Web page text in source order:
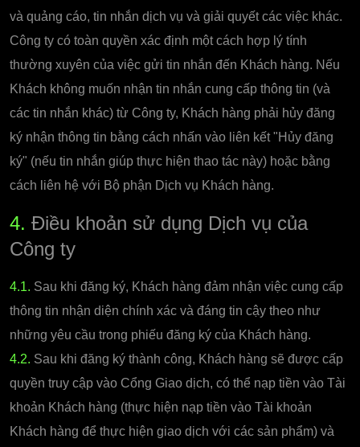
và quảng cáo, tin nhắn dịch vụ và giải quyết các việc khác.
Công ty có toàn quyền xác định một cách hợp lý tính
thường xuyên của việc gửi tin nhắn đến Khách hàng. Nếu
Khách không muốn nhận tin nhắn cung cấp thông tin (và
các tin nhắn khác) từ Công ty, Khách hàng phải hủy đăng
ký nhận thông tin bằng cách nhấn vào liên kết "Hủy đăng
ký" (nếu tin nhắn giúp thực hiện thao tác này) hoặc bằng
cách liên hệ với Bộ phận Dịch vụ Khách hàng.
4. Điều khoản sử dụng Dịch vụ của
Công ty
4.1. Sau khi đăng ký, Khách hàng đảm nhận việc cung cấp
thông tin nhận diện chính xác và đáng tin cậy theo như
những yêu cầu trong phiếu đăng ký của Khách hàng.
4.2. Sau khi đăng ký thành công, Khách hàng sẽ được cấp
quyền truy cập vào Cổng Giao dịch, có thể nạp tiền vào Tài
khoản Khách hàng (thực hiện nạp tiền vào Tài khoản
Khách hàng để thực hiện giao dịch với các sản phẩm) và